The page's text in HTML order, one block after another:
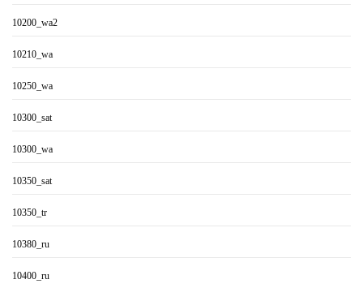
10200_wa2
10210_wa
10250_wa
10300_sat
10300_wa
10350_sat
10350_tr
10380_ru
10400_ru